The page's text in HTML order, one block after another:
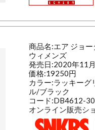
商品名:エア ジョ
ウィメンズ
発売日:2020年11
価格:19250円
カラー:ラッキー
ル/ブラック
コード:DB4612-
オンライン販売シ